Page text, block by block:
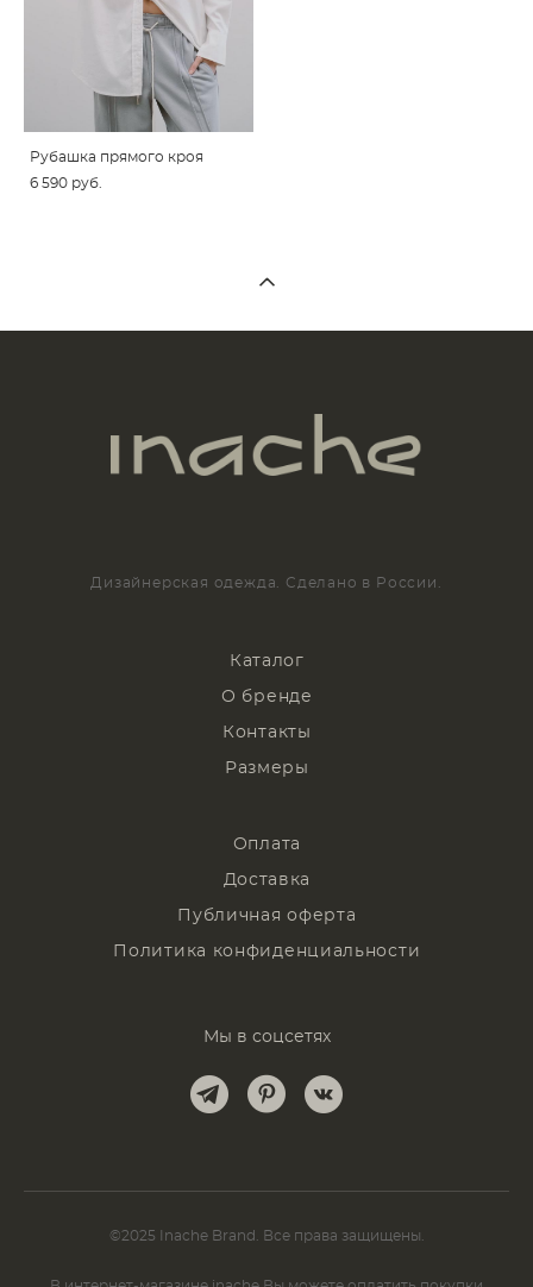
Рубашка прямого кроя
6 590 pуб.
Дизайнерская одежда. Сделано в России.
Каталог
О бренде
Контакты
Размеры
Оплата
Доставка
Публичная оферта
Политика конфиденциальности
Мы в соцсетях
©2025 Inache Brand. Все права защищены.